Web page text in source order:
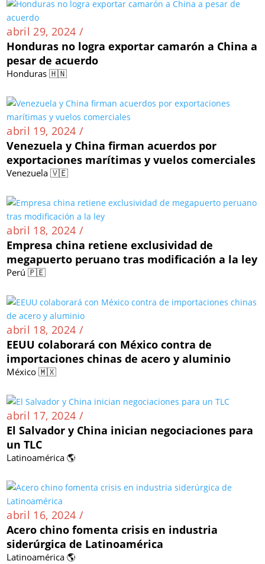
abril 29, 2024 /
Honduras no logra exportar camarón a China a
pesar de acuerdo
Honduras 🇭🇳
abril 19, 2024 /
Venezuela y China firman acuerdos por
exportaciones marítimas y vuelos comerciales
Venezuela 🇻🇪
abril 18, 2024 /
Empresa china retiene exclusividad de
megapuerto peruano tras modificación a la ley
Perú 🇵🇪
abril 18, 2024 /
EEUU colaborará con México contra de
importaciones chinas de acero y aluminio
México 🇲🇽
abril 17, 2024 /
El Salvador y China inician negociaciones para
un TLC
Latinoamérica 🌎
abril 16, 2024 /
Acero chino fomenta crisis en industria
siderúrgica de Latinoamérica
Latinoamérica 🌎